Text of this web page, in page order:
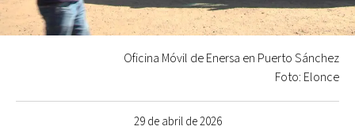
29 de abril de 2026
Oficina Móvil de Enersa en Puerto Sánchez
Foto: Elonce